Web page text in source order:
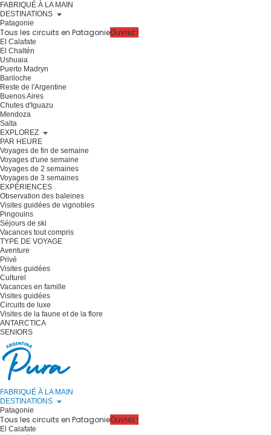
FABRIQUÉ À LA MAIN
DESTINATIONS
Patagonie
Tous les circuits en PatagonieOuvrez !
El Calafate
El Chaltén
Ushuaia
Puerto Madryn
Bariloche
Reste de l'Argentine
Buenos Aires
Chutes d'Iguazu
Mendoza
Salta
EXPLOREZ
PAR HEURE
Voyages de fin de semaine
Voyages d'une semaine
Voyages de 2 semaines
Voyages de 3 semaines
EXPÉRIENCES
Observation des baleines
Visites guidées de vignobles
Pingouins
Séjours de ski
Vacances tout compris
TYPE DE VOYAGE
Aventure
Privé
Visites guidées
Culturel
Vacances en famille
Visites guidées
Circuits de luxe
Visites de la faune et de la flore
ANTARCTICA
SENIORS
FABRIQUÉ À LA MAIN
DESTINATIONS
Patagonie
Tous les circuits en PatagonieOuvrez !
El Calafate